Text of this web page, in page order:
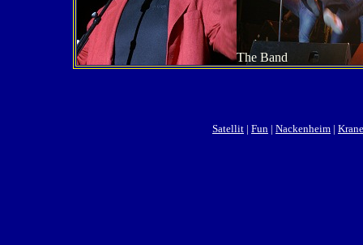
The Band
Satellit | Fun | Nackenheim |